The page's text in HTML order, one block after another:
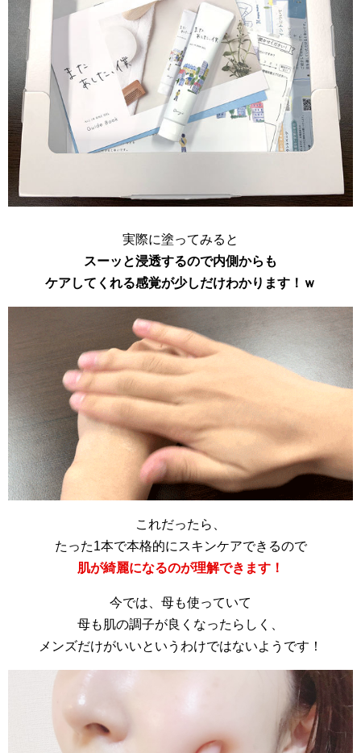
実際に塗ってみると
スーッと浸透するので内側からも
ケアしてくれる感覚が少しだけわかります！ｗ
これだったら、
たった1本で本格的にスキンケアできるので
肌が綺麗になるのが理解できます！
今では、母も使っていて
母も肌の調子が良くなったらしく、
メンズだけがいいというわけではないようです！